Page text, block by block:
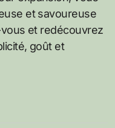
et savoureuse
et redécouvrez
goût et